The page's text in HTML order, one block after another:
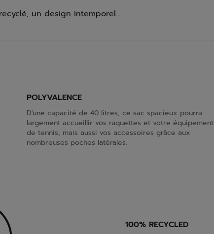
un design intemporel…
POLYVALENCE
D'une capacité de 40 litres, ce sac spacieux pourra
largement accueillir vos raquettes et votre équipement
de tennis, mais aussi vos accessoires grâce aux
nombreuses poches latérales.
100% RECYCLED